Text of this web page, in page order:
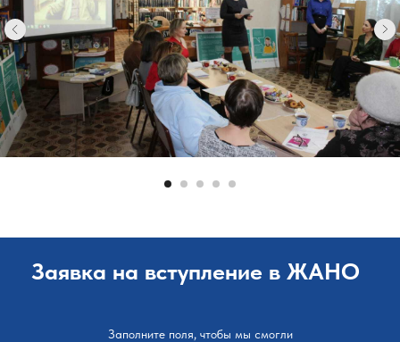
Заявка на вступление в ЖАНО
Заполните поля, чтобы мы смогли